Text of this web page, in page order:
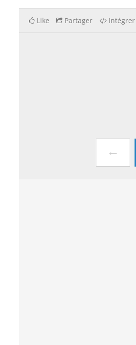
Like Partager Intégrer
←